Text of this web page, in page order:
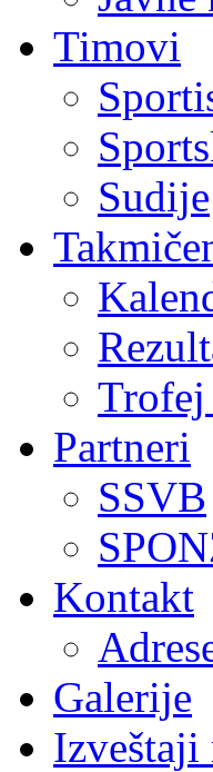
Timovi
Sudije
Trofej
Partneri
SSVB
Kontakt
Galerije
Izveštaji